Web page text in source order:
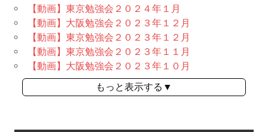
【動画】東京勉強会２０２４年１月
【動画】大阪勉強会２０２３年１２月
【動画】東京勉強会２０２３年１２月
【動画】東京勉強会２０２３年１１月
【動画】大阪勉強会２０２３年１０月
もっと表示する▼